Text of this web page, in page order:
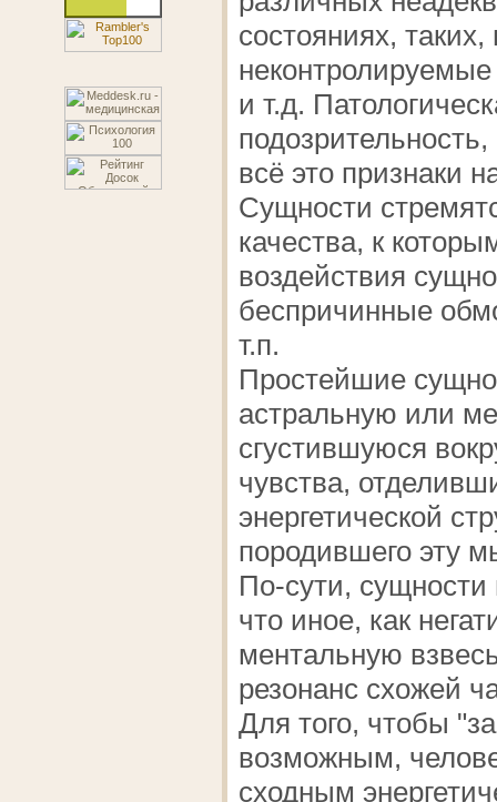
состояниях,
и т.д.
всё это признаки
Сущности
качества, к
воздействия
беспричинные
т.п.
Простейшие
астральную или
сгустившуюся
чувства,
энергетической
породившего эту
По-сути, сущности
что иное, как
ментальную
резонанс схожей
Для того, чтобы
возможным,
сходным